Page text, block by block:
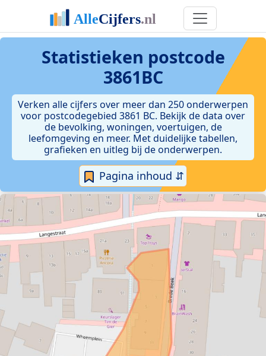
Statistieken postcode
3861BC
Verken alle cijfers over meer dan 250 onderwerpen
voor postcodegebied 3861 BC. Bekijk de data over
de bevolking, woningen, voertuigen, de
leefomgeving en meer. Met duidelijke tabellen,
grafieken en uitleg bij de onderwerpen.
Pagina inhoud ⇵